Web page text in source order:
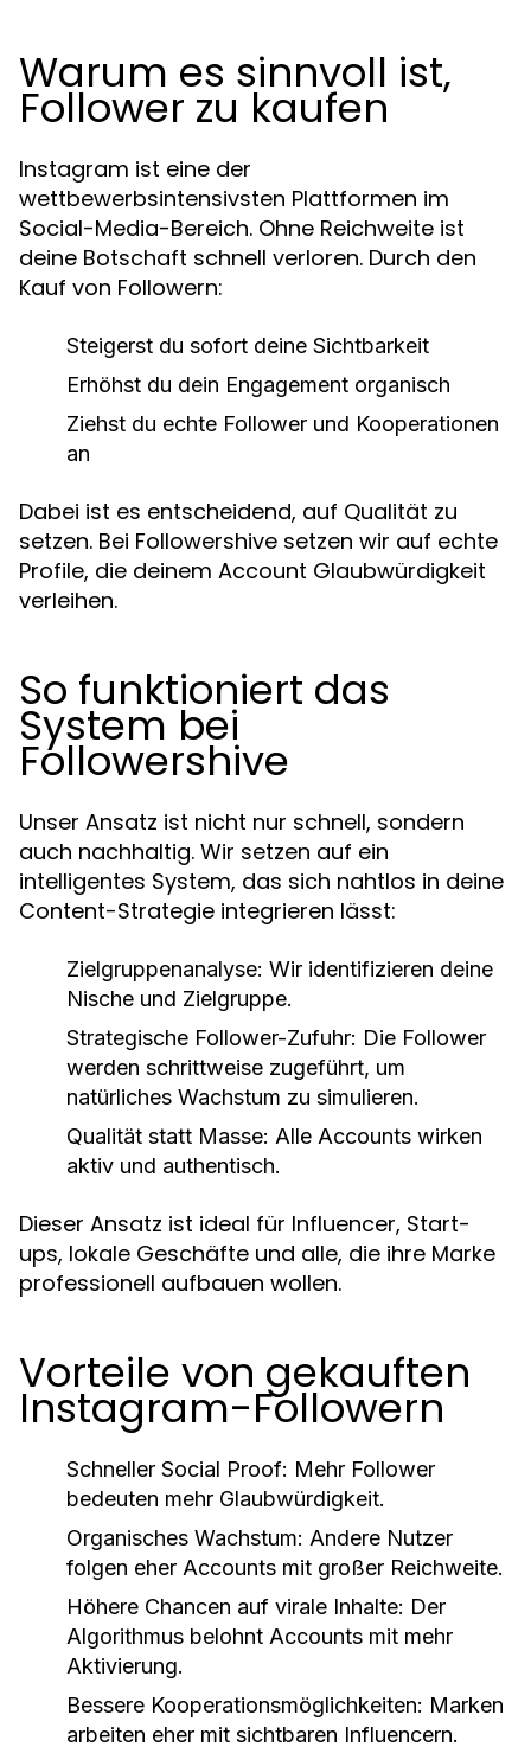
Warum es sinnvoll ist,
Follower zu kaufen
Instagram ist eine der
wettbewerbsintensivsten Plattformen im
Social-Media-Bereich. Ohne Reichweite ist
deine Botschaft schnell verloren. Durch den
Kauf von Followern:
Steigerst du sofort deine Sichtbarkeit
Erhöhst du dein Engagement organisch
Ziehst du echte Follower und Kooperationen
an
Dabei ist es entscheidend, auf Qualität zu
setzen. Bei Followershive setzen wir auf echte
Profile, die deinem Account Glaubwürdigkeit
verleihen.
So funktioniert das
System bei
Followershive
Unser Ansatz ist nicht nur schnell, sondern
auch nachhaltig. Wir setzen auf ein
intelligentes System, das sich nahtlos in deine
Content-Strategie integrieren lässt:
Zielgruppenanalyse: Wir identifizieren deine
Nische und Zielgruppe.
Strategische Follower-Zufuhr: Die Follower
werden schrittweise zugeführt, um
natürliches Wachstum zu simulieren.
Qualität statt Masse: Alle Accounts wirken
aktiv und authentisch.
Dieser Ansatz ist ideal für Influencer, Start-
ups, lokale Geschäfte und alle, die ihre Marke
professionell aufbauen wollen.
Vorteile von gekauften
Instagram-Followern
Schneller Social Proof: Mehr Follower
bedeuten mehr Glaubwürdigkeit.
Organisches Wachstum: Andere Nutzer
folgen eher Accounts mit großer Reichweite.
Höhere Chancen auf virale Inhalte: Der
Algorithmus belohnt Accounts mit mehr
Aktivierung.
Bessere Kooperationsmöglichkeiten: Marken
arbeiten eher mit sichtbaren Influencern.